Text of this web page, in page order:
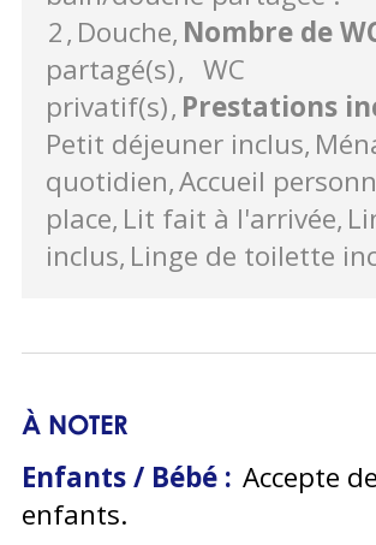
2 Douche Nombre de
partagé(s)
WC
privatif(s) Prestations
Petit déjeuner inclus
quotidien Accueil
place Lit fait à l'arrivée
inclus Linge de toilette
À NOTER
Enfants / Bébé : Accepte
enfants